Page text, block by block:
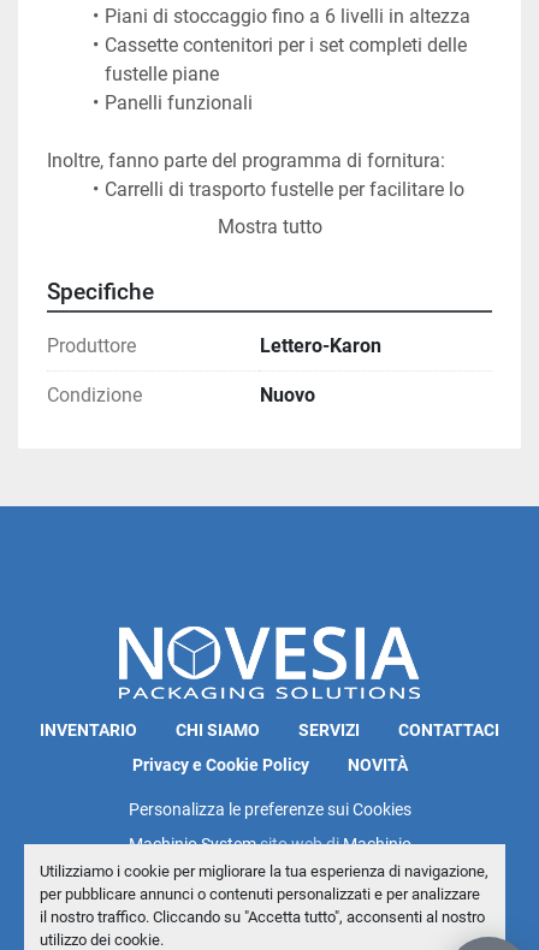
Utilizziamo i cookie per migliorare la tua esperienza di navigazione,
per pubblicare annunci o contenuti personalizzati e per analizzare
il nostro traffico. Cliccando su "Accetta tutto", acconsenti al nostro
utilizzo dei cookie.
Piani di stoccaggio fino a 6 livelli in altezza
Cassette contenitori per i set completi delle
fustelle piane
Panelli funzionali
Inoltre, fanno parte del programma di fornitura:
Carrelli di trasporto fustelle per facilitare lo
spostamento tra stoccaggio e fustellatrice
rotative e lastre polimeriche da stampa
Soluzioni personalizzate
Mostra tutto
Specifiche
Produttore Lettero-Karon
Condizione Nuovo
INVENTARIO CHI SIAMO SERVIZI
CONTATTACI
Privacy e Cookie Policy
NOVITÀ
Personalizza le preferenze sui Cookies
Machinio Systemsito web diMachinio